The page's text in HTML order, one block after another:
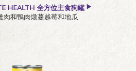
HEALTH 全方位主食狗罐
肉和鴨肉燉蔓越莓和地瓜